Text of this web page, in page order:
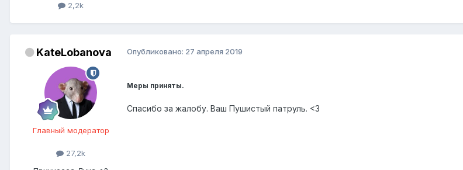
2,2k
KateLobanova
Главный модератор
27,2k
Опубликовано: 27 апреля 2019
Меры приняты.
Спасибо за жалобу. Ваш Пушистый патруль. <3